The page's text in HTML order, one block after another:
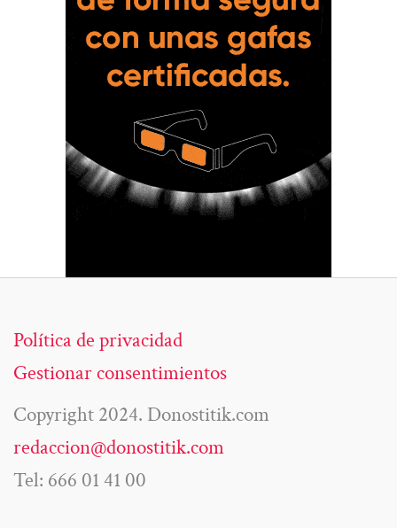
Política de privacidad
Gestionar consentimientos
Copyright 2024. Donostitik.com
redaccion@donostitik.com
Tel: 666 01 41 00